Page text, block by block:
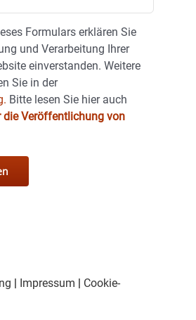
Formulars erklären Sie
und Verarbeitung Ihrer
einverstanden. Weitere
Sie in der
Bitte lesen Sie hier auch
die Veröffentlichung von
Impressum
Cookie-